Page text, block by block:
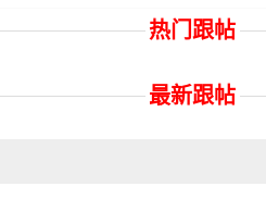
热门跟帖
最新跟帖